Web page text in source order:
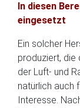
In diesen
eingesetzt
Ein solcher
produziert, die
der Luft- und
natürlich auch
Interesse.